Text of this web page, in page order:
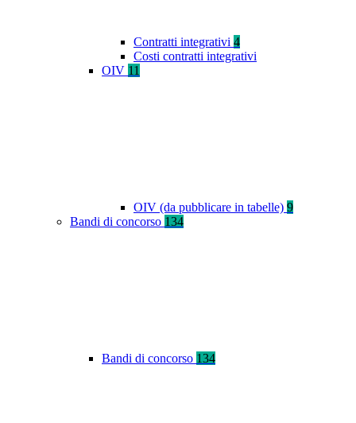
Contratti integrativi 4
Costi contratti integrativi
OIV 11
OIV (da pubblicare in tabelle) 9
Bandi di concorso 134
Bandi di concorso 134